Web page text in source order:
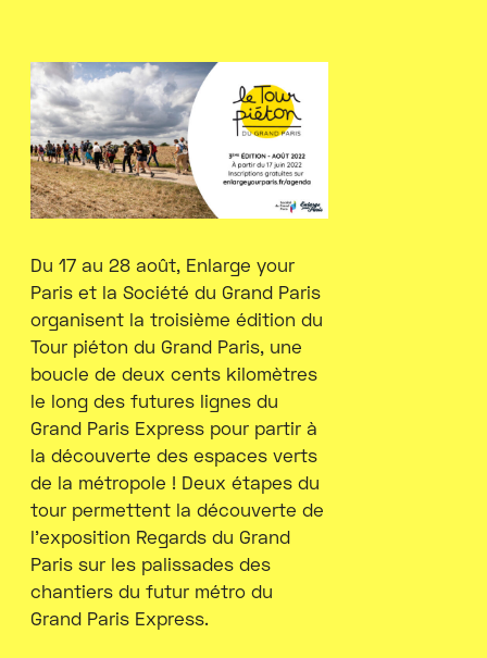
Du 17 au 28 août, Enlarge your
Paris et la Société du Grand Paris
organisent la troisième édition du
Tour piéton du Grand Paris, une
boucle de deux cents kilomètres
le long des futures lignes du
Grand Paris Express pour partir à
la découverte des espaces verts
de la métropole ! Deux étapes du
tour permettent la découverte de
l’exposition Regards du Grand
Paris sur les palissades des
chantiers du futur métro du
Grand Paris Express.